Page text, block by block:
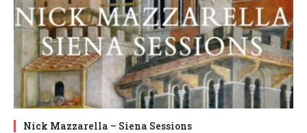
Nick Mazzarella – Siena Sessions